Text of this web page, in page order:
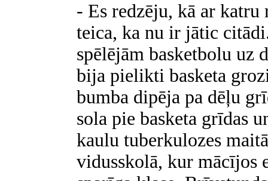
- Es redzēju, kā ar
teica, ka nu ir jātic
spēlējām basketbolu uz
bija pielikti basketa
bumba dipēja pa dēļu
sola pie basketa grīdas
kaulu tuberkulozes
vidusskolā, kur mācījos